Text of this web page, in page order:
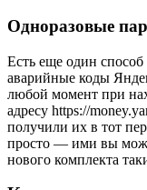
Одноразовые
Есть еще один
аварийные коды
любой момент при
адресу https://
получили их в тот
просто — ими вы
нового комплекта